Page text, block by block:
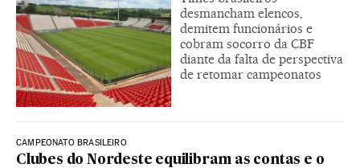
desmancham elencos,
demitem funcionários e
cobram socorro da CBF
diante da falta de perspectiva
de retomar campeonatos
CAMPEONATO BRASILEIRO
Clubes do Nordeste equilibram as contas e o